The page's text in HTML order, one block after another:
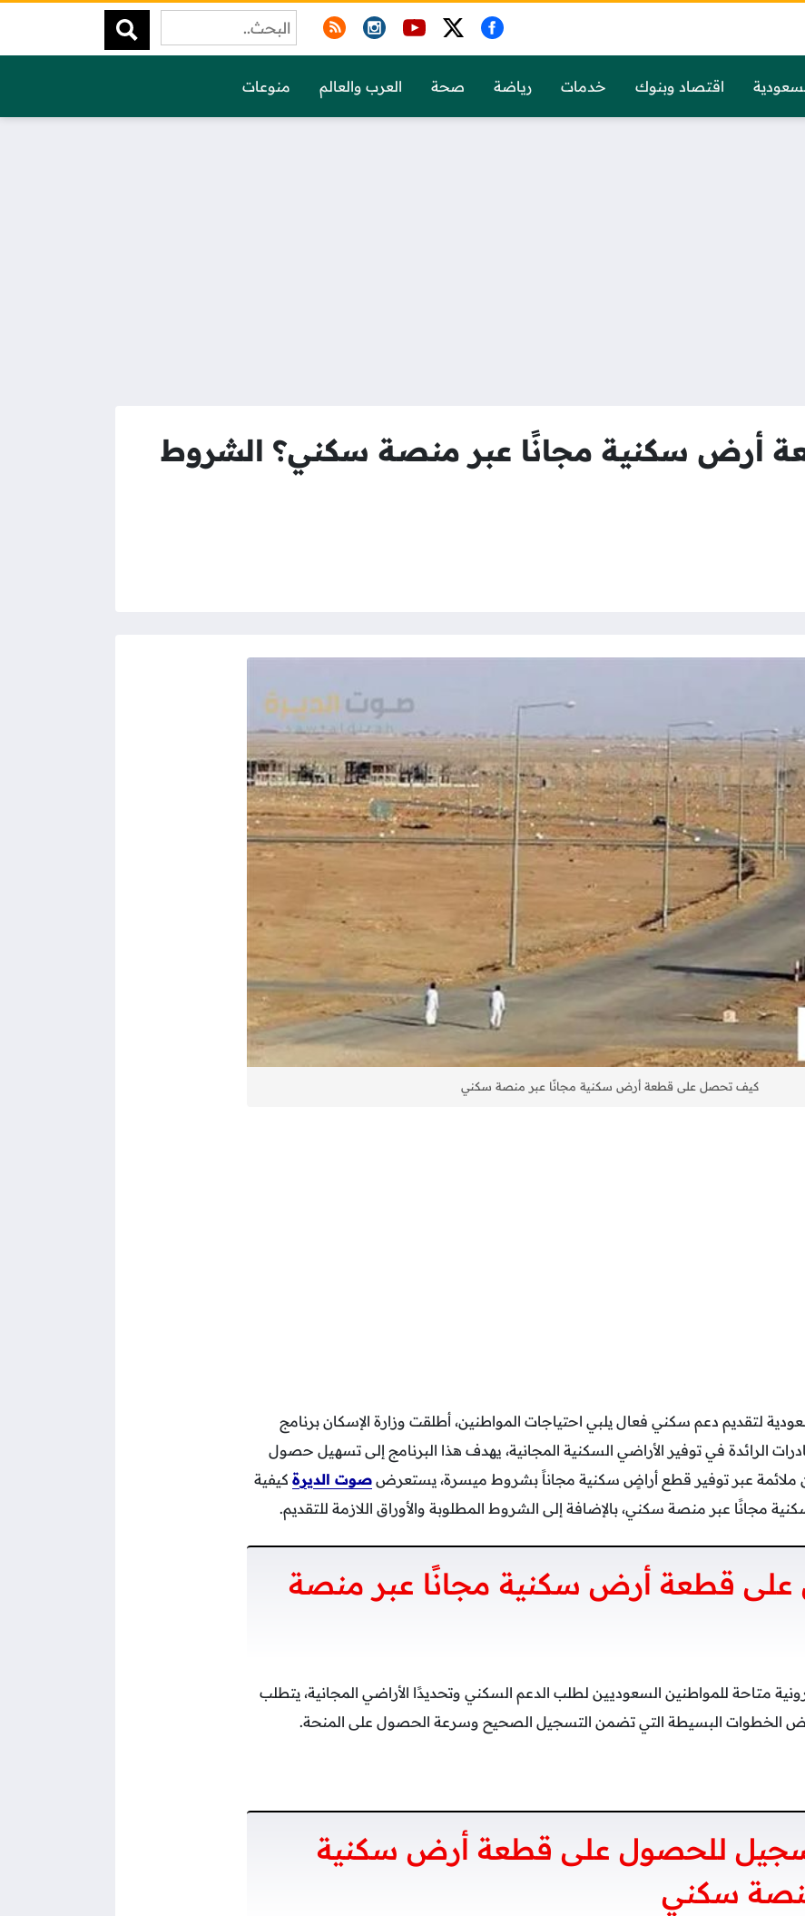
اقتصاد وبنوك خدمات رياضة صحة العرب والعالم منوعات
أرض سكنية مجانًا عبر منصة سكني؟ الشروط
كيف تحصل على قطعة أرض سكنية مجانًا عبر منصة سكني
لتقديم دعم سكني فعال يلبي احتياجات المواطنين، أطلقت وزارة الإسكان برنامج
الرائدة في توفير الأراضي السكنية المجانية، يهدف هذا البرنامج إلى تسهيل حصول
ملائمة عبر توفير قطع أراضٍ سكنية مجاناً بشروط ميسرة، يستعرض صوت الديرة كيفية
مجانًا عبر منصة سكني، بالإضافة إلى الشروط المطلوبة والأوراق اللازمة للتقديم.
قطعة أرض سكنية مجانًا عبر منصة
متاحة للمواطنين السعوديين لطلب الدعم السكني وتحديدًا الأراضي المجانية، يتطلب
بعض الخطوات البسيطة التي تضمن التسجيل الصحيح وسرعة الحصول على المنحة.
للحصول على قطعة أرض سكنية
سكني